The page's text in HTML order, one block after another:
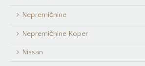
Nepremičnine
Nepremičnine Koper
Nissan